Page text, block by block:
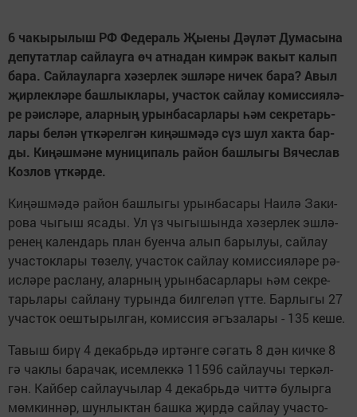
6 ча­кы­ры­лыш РФ Фе­де­ральҖы­е­ны Дәү­ләт Ду­ма­сы­на
де­пу­тат­лар сай­лау­га өч ат­на­дан ким­рәк ва­кыт ка­лып
ба­ра. Сай­лау­лар­га хә­зер­лек эш­лә­ре ни­чек ба­ра? Авыл
җир­лек­лә­ре баш­лык­ла­ры, учас­ток сай­лау ко­мис­си­я­лә­
ре рә­ис­лә­ре, алар­ныңурын­ба­сар­ла­ры һәм сек­ре­тарь­
ла­ры бе­лән үт­кә­рел­гән ки­ңәш­мә­дәсүз шул хак­та бар­
ды. Ки­ңәш­мә­не муниципаль район башлыгы Вя­чес­лав
Коз­ловүт­кәр­де.
Ки­ңәш­мә­дә ра­йон баш­лы­гы урын­ба­са­ры На­и­лә За­ки­
ро­ва чы­гыш яса­ды. Ул үз чыгышын­да хә­зер­лек эш­лә­
ре­нең ка­лен­дарь план бу­ен­ча алып ба­ры­луы, сай­лау
учас­ток­ла­ры тө­зе­лү, учас­ток сай­лау ко­мис­си­я­лә­ре рә­
ис­лә­ре рас­ла­ну, алар­ның урын­ба­сар­ла­ры һәм сек­ре­
тарь­ла­ры сай­ла­ну ту­рын­да бил­ге­ләп үт­те. Бар­лы­гы 27
учас­ток оеш­ты­рыл­ган, ко­мис­сия әгъ­за­ла­ры - 135 ке­ше.
Та­выш би­рү 4 де­кабрь­дә ир­тән­ге сә­гать 8 дән кич­ке 8
гә чак­лы ба­ра­чак, исем­лек­кә 11596 сай­лау­чы тер­кәл­
гән. Кай­бер сай­лау­чы­лар 4 де­кабрь­дә чит­тә бу­лыр­га
мөм­кин­нәр, шун­лык­тан баш­ка җир­дә сай­лау учас­то­